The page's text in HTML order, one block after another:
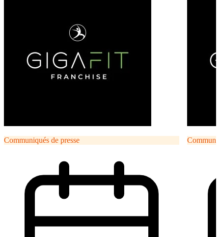
Communiqués de presse